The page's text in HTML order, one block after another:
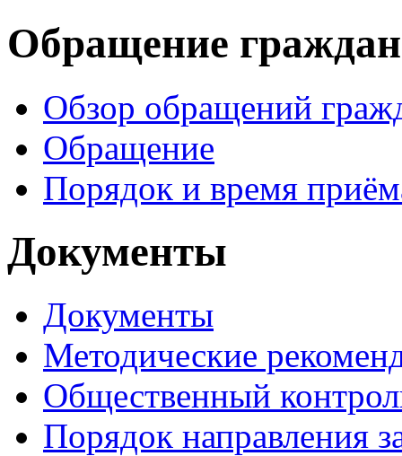
Обращение
Обзор обращений
Обращение
Порядок и время
Документы
Документы
Методические
Общественный
Порядок направления